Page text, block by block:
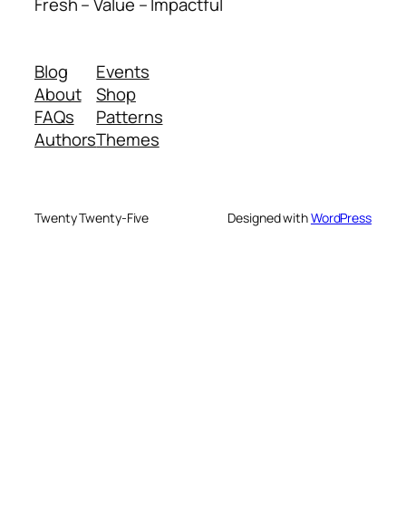
Blog
About
FAQs
Authors
Events
Shop
Patterns
Themes
Twenty Twenty-Five Designed withWordPress